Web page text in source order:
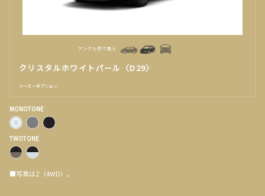
クリスタルホワイトパール〈D29〉
メーカーオプション
アングル切り替え
MONOTONE
TWOTONE
■写真はZ（4WD）。